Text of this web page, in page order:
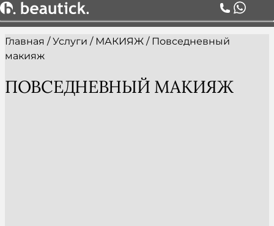
КОМАНДА
Главная /Услуги / МАКИЯЖ / Повседневный
макияж
ПОВСЕДНЕВНЫЙ МАКИЯЖ